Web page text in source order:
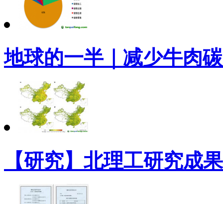
地球的一半｜减少牛肉
【研究】北理工研究成